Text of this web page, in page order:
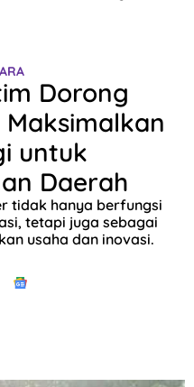
Dorong
untuk
Daerah
tidak hanya berfungsi
tetapi juga sebagai
usaha dan inovasi.